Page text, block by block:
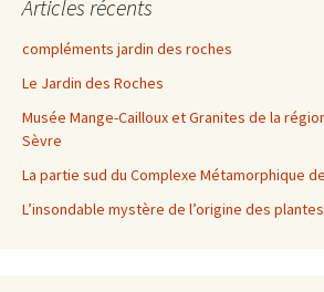
Articles récents
compléments jardin des roches
Le Jardin des Roches
Musée Mange-Cailloux et Granites de la
Sèvre
La partie sud du Complexe Métamorphique
L’insondable mystère de l’origine des